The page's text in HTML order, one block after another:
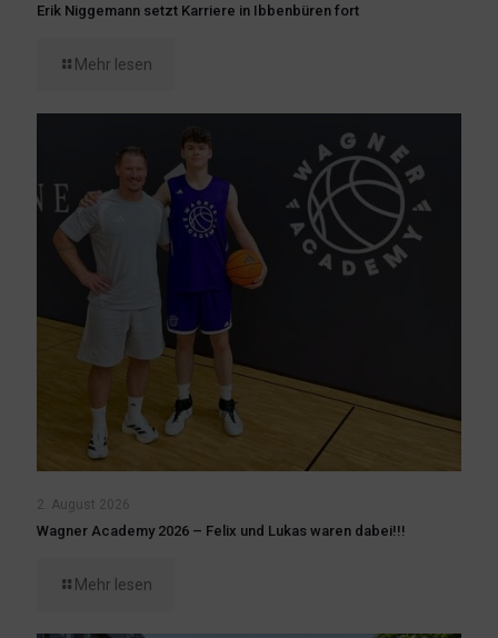
Erik Niggemann setzt Karriere in Ibbenbüren fort
Mehr lesen
2. August 2026
Wagner Academy 2026 – Felix und Lukas waren dabei!!!
Mehr lesen